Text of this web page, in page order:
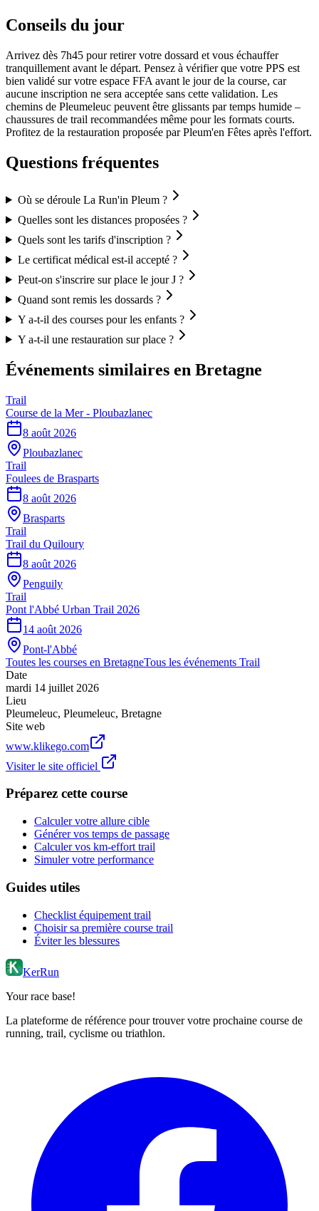
Conseils du jour
Arrivez dès 7h45 pour retirer votre dossard et vous échauffer
tranquillement avant le départ. Pensez à vérifier que votre PPS est
bien validé sur votre espace FFA avant le jour de la course, car
aucune inscription ne sera acceptée sans cette validation. Les
chemins de Pleumeleuc peuvent être glissants par temps humide –
chaussures de trail recommandées même pour les formats courts.
Profitez de la restauration proposée par Pleum'en Fêtes après l'effort.
Questions fréquentes
Où se déroule La Run'in Pleum ?
Quelles sont les distances proposées ?
Quels sont les tarifs d'inscription ?
Le certificat médical est-il accepté ?
Peut-on s'inscrire sur place le jour J ?
Quand sont remis les dossards ?
Y a-t-il des courses pour les enfants ?
Y a-t-il une restauration sur place ?
Événements similaires en Bretagne
Trail
Course de la Mer - Ploubazlanec
8 août 2026
Ploubazlanec
Trail
Foulees de Brasparts
8 août 2026
Brasparts
Trail
Trail du Quiloury
8 août 2026
Penguily
Trail
Pont l'Abbé Urban Trail 2026
14 août 2026
Pont-l'Abbé
Toutes les courses en BretagneTous les événements Trail
Date
mardi 14 juillet 2026
Lieu
Pleumeleuc, Pleumeleuc, Bretagne
Site web
www.klikego.com
Visiter le site officiel
Préparez cette course
Calculer votre allure cible
Générer vos temps de passage
Calculer vos km-effort trail
Simuler votre performance
Guides utiles
Checklist équipement trail
Choisir sa première course trail
Éviter les blessures
KerRun
Your race base!
La plateforme de référence pour trouver votre prochaine course de
running, trail, cyclisme ou triathlon.